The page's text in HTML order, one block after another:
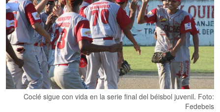
Coclé sigue con vida en la serie final del béisbol juvenil. Foto:
Fedebeis